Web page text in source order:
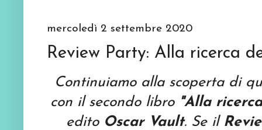
mercoledì 2 settembre 2020
Review Party: Alla ricerca
Continuiamo alla scoperta di
con il secondo libro "Alla
edito Oscar Vault. Se il